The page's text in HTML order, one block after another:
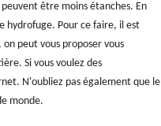
être moins étanches. En
hydrofuge. Pour ce faire, il est
peut vous proposer vous
Si vous voulez des
N'oubliez pas également que le
monde.